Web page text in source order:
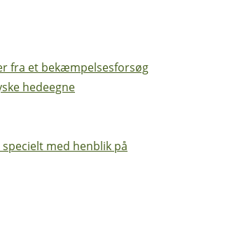
fra et bekæmpelsesforsøg
hedeegne
med henblik på